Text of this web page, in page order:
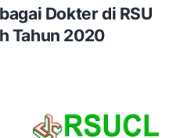
Dokter di RSU
Tahun 2020